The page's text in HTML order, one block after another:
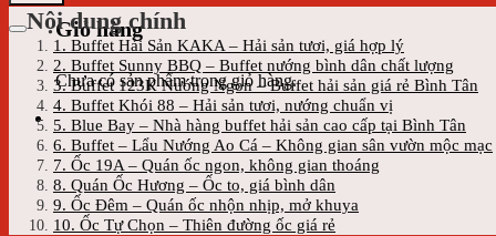
Giỏ hàng
Chưa có sản phẩm trong giỏ hàng.
Nội dung chính
1. Buffet Hải Sản KAKA – Hải sản tươi, giá hợp lý
2. Buffet Sunny BBQ – Buffet nướng bình dân chất lượng
3. Buffet 123K Nướng Ngon – Buffet hải sản giá rẻ Bình Tân
4. Buffet Khói 88 – Hải sản tươi, nướng chuẩn vị
5. Blue Bay – Nhà hàng buffet hải sản cao cấp tại Bình Tân
6. Buffet – Lẩu Nướng Ao Cá – Không gian sân vườn mộc mạc
7. Ốc 19A – Quán ốc ngon, không gian thoáng
8. Quán Ốc Hương – Ốc to, giá bình dân
9. Ốc Đêm – Quán ốc nhộn nhịp, mở khuya
10. Ốc Tự Chọn – Thiên đường ốc giá rẻ